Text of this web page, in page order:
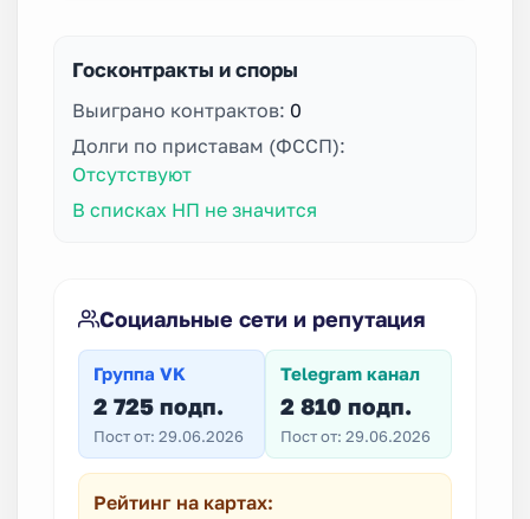
Госконтракты и споры
Выиграно контрактов: 0
Долги по приставам (ФССП):
Отсутствуют
В списках НП не значится
Социальные сети и репутация
Группа VK
2 725 подп.
Пост от: 29.06.2026
Telegram канал
2 810 подп.
Пост от: 29.06.2026
Рейтинг на картах: